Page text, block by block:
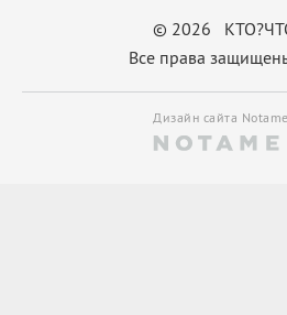
© 2026
Все права
Дизайн сайта